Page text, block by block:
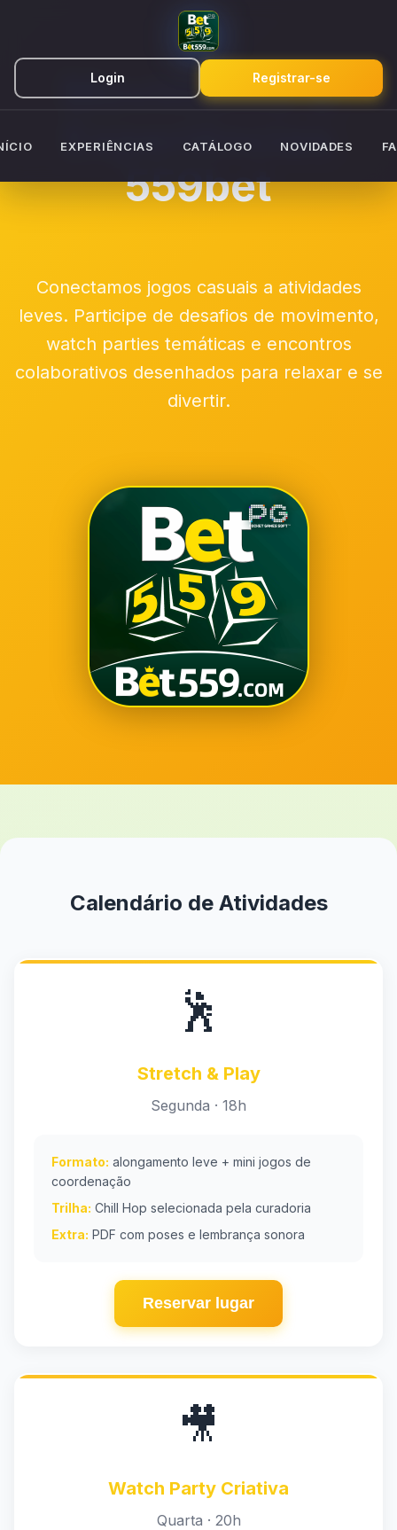
Login Registrar-se
EXPERIÊNCIAS CATÁLOGO NOVIDADES
Movimento &
Experiências
559bet
Conectamos jogos casuais a atividades
leves. Participe de desafios de movimento,
watch parties temáticas e encontros
colaborativos desenhados para relaxar e se
divertir.
Calendário de Atividades
🕺
Stretch & Play
Segunda · 18h
Formato: alongamento leve + mini jogos de
coordenação
Trilha: Chill Hop selecionada pela curadoria
Extra: PDF com poses e lembrança sonora
Reservar lugar
🎥
Watch Party Criativa
Quarta · 20h